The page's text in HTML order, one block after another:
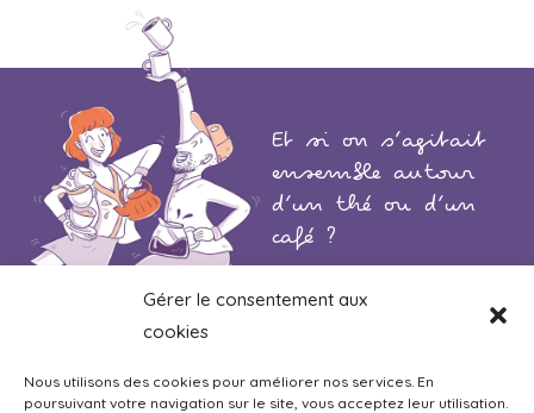
Gérer le consentement aux
cookies
Nous utilisons des cookies pour améliorer nos services. En
poursuivant votre navigation sur le site, vous acceptez leur utilisation.
Et si on s’agitait
ensemble autour
d’un thé ou d’un
café ?